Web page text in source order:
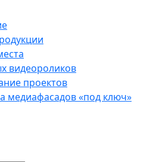
видеороликов
проектов
медиафасадов «под ключ»